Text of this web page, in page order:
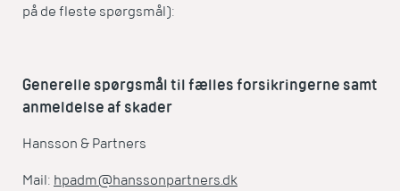
på de fleste spørgsmål):
Generelle spørgsmål til fælles forsikringerne samt
anmeldelse af skader
Hansson & Partners
Mail: hpadm@hanssonpartners.dk